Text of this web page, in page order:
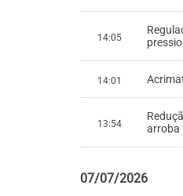
14:05
14:01
13:54
arroba
07/07/2026